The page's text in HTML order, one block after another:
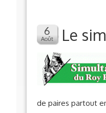
Le
de paires partout